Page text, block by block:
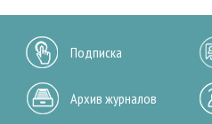
Подписка
Архив журналов